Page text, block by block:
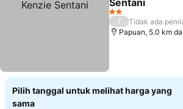
Sentani
2 Bintang
/
Tidak ada
Papuan, 5.0 km
Pilih tanggal untuk melihat harga yang
sama